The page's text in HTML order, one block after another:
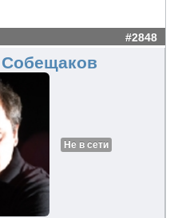
#2848
Не в сети